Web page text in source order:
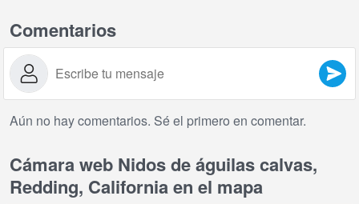
Comentarios
Aún no hay comentarios. Sé el primero en comentar.
Cámara web Nidos de águilas calvas,
Redding, California en el mapa